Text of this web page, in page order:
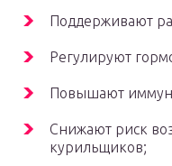
Поддерживают
Регулируют
Повышают
Снижают риск
курильщиков;